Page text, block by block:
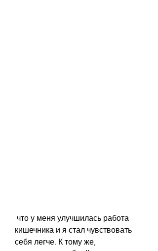
кишечника и я стал чувствовать
себя легче. К тому же,